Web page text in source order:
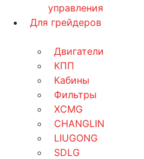
управления
Для грейдеров
Двигатели
КПП
Кабины
Фильтры
XCMG
CHANGLIN
LIUGONG
SDLG